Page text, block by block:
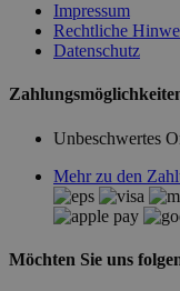
Impressum
Rechtliche
Datenschutz
Unbeschwertes
Mehr zu den
Möchten Sie uns